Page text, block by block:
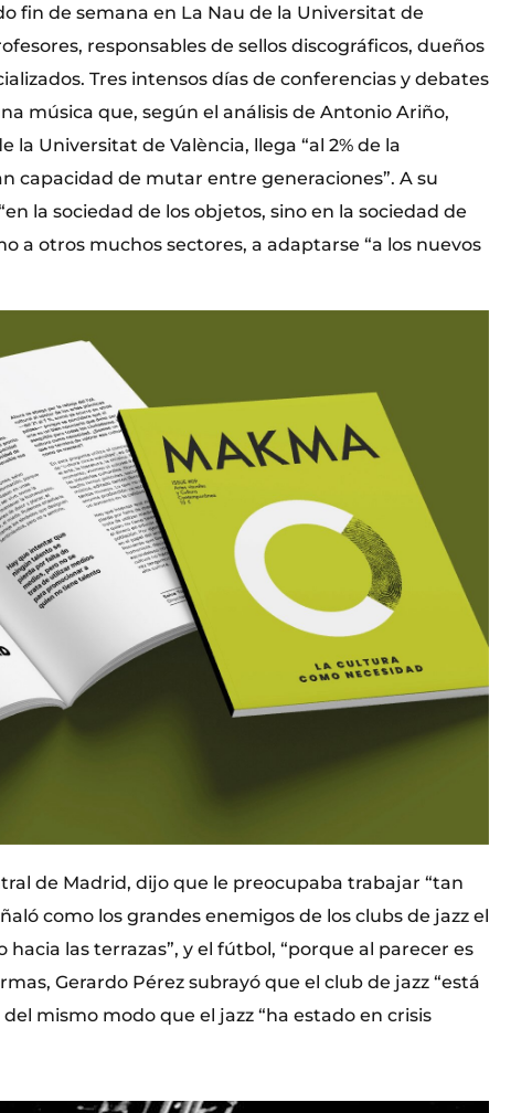
fin de semana en La Nau de la Universitat de
responsables de sellos discográficos, dueños
Tres intensos días de conferencias y debates
música que, según el análisis de Antonio Ariño,
la Universitat de València, llega “al 2% de la
capacidad de mutar entre generaciones”. A su
la sociedad de los objetos, sino en la sociedad de
a otros muchos sectores, a adaptarse “a los nuevos
de Madrid, dijo que le preocupaba trabajar “tan
como los grandes enemigos de los clubs de jazz el
las terrazas”, y el fútbol, “porque al parecer es
Gerardo Pérez subrayó que el club de jazz “está
mismo modo que el jazz “ha estado en crisis